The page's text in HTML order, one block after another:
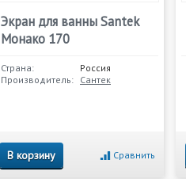
Экран для ванны Santek
Монако 170
Страна:
Россия
Производитель: Сантек
В корзину Сравнить